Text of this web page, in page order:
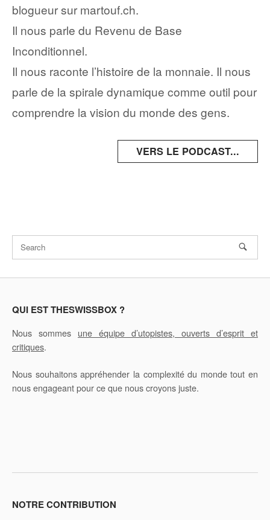
blogueur sur martouf.ch.
Il nous parle du Revenu de Base
Inconditionnel.
Il nous raconte l’histoire de la monnaie. Il nous
parle de la spirale dynamique comme outil pour
comprendre la vision du monde des gens.
VERS LE PODCAST...
QUI EST THESWISSBOX ?
Nous sommes une équipe d’utopistes, ouverts d’esprit et
critiques.
Nous souhaitons appréhender la complexité du monde tout en
nous engageant pour ce que nous croyons juste.
NOTRE CONTRIBUTION